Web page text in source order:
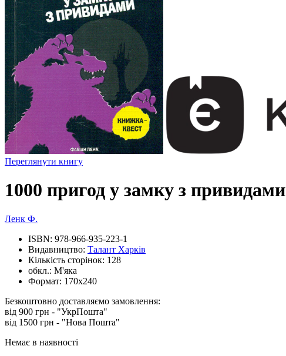
Переглянути книгу
1000 пригод у замку з привидами
Ленк Ф.
ISBN: 978-966-935-223-1
Видавництво: Талант Харків
Кількість сторінок: 128
обкл.: М'яка
Формат: 170х240
Безкоштовно доставляємо замовлення:
від 900 грн - "УкрПошта"
від 1500 грн - "Нова Пошта"
Немає в наявності